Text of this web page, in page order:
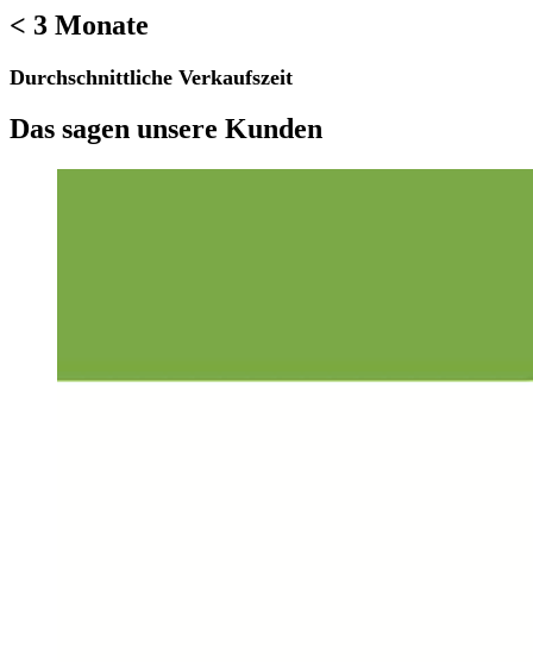
< 3 Monate
Durchschnittliche Verkaufszeit
Das sagen unsere Kunden